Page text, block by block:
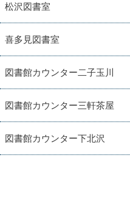
松沢図書室
喜多見図書室
図書館カウンター二子玉川
図書館カウンター三軒茶屋
図書館カウンター下北沢